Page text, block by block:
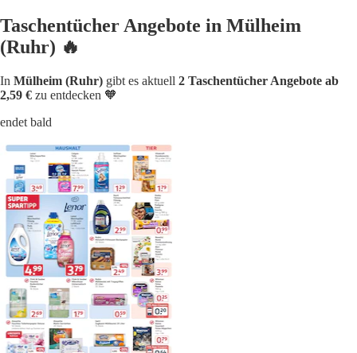
Taschentücher Angebote in Mülheim
(Ruhr) 🔥
In Mülheim (Ruhr) gibt es aktuell 2 Taschentücher Angebote ab
2,59 € zu entdecken 🧡
endet bald